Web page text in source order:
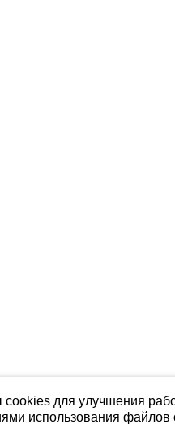
для улучшения
использования файлов